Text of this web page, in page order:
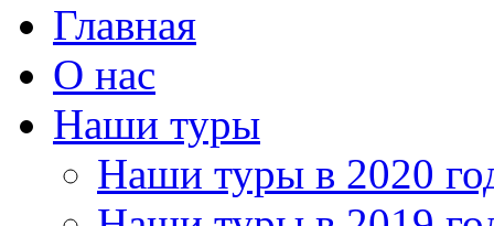
Главная
О нас
Наши туры
Наши туры в 2020